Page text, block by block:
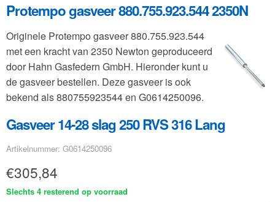
Toepassingen
Klantenservice
FAQ
Protempo gasveer 880.755.923.544 2350N
Originele Protempo gasveer 880.755.923.544
met een kracht van 2350 Newton geproduceerd
door Hahn Gasfedern GmbH. Hieronder kunt u
de gasveer bestellen. Deze gasveer is ook
bekend als 880755923544 en G0614250096.
Gasveer 14-28 slag 250 RVS 316 Lang
Artikelnummer: G0614250096
€305,84
Slechts 4 resterend op voorraad